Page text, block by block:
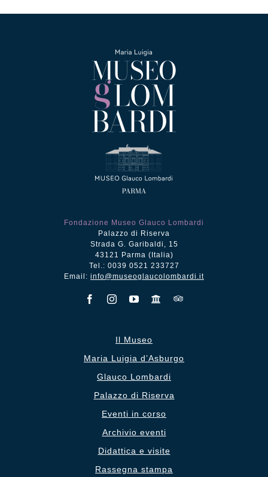
Fondazione Museo Glauco Lombardi
Palazzo di Riserva
Strada G. Garibaldi, 15
43121 Parma (Italia)
Tel.: 0039 0521 233727
Email: info@museoglaucolombardi.it
Il Museo
Maria Luigia d’Asburgo
Glauco Lombardi
Palazzo di Riserva
Eventi in corso
Archivio eventi
Didattica e visite
Rassegna stampa